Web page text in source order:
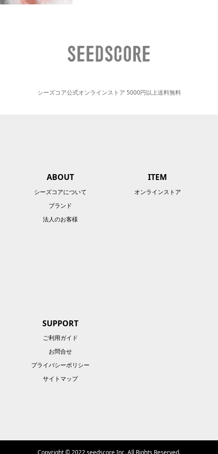
シーズコア公式オンラインストア 5000円以上送料無料
ABOUT
シーズコアについて
ブランド
法人のお客様
ITEM
オンラインストア
SUPPORT
ご利用ガイド
お問合せ
プライバシーポリシー
サイトマップ
Copyright © 2022 seedscore Inc. All Rights Reserved.